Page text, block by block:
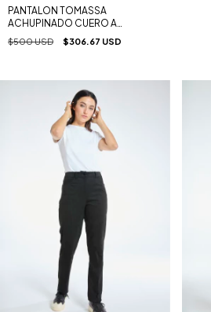
PANTALON TOMASSA
ACHUPINADO CUERO A
ROMBOS NEGRO
$500 USD $306.67 USD